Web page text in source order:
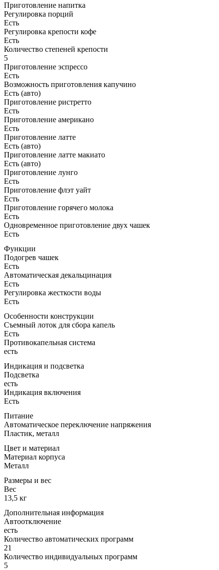
Приготовление напитка
Регулировка порций
Есть
Регулировка крепости кофе
Есть
Количество степеней крепости
5
Приготовление эспрессо
Есть
Возможность приготовления капучино
Есть (авто)
Приготовление ристретто
Есть
Приготовление американо
Есть
Приготовление латте
Есть (авто)
Приготовление латте макиато
Есть (авто)
Приготовление лунго
Есть
Приготовление флэт уайт
Есть
Приготовление горячего молока
Есть
Одновременное приготовление двух чашек
Есть
Функции
Подогрев чашек
Есть
Автоматическая декальцинация
Есть
Регулировка жесткости воды
Есть
Особенности конструкции
Съемный лоток для сбора капель
Есть
Противокапельная система
есть
Индикация и подсветка
Подсветка
есть
Индикация включения
Есть
Питание
Автоматическое переключение напряжения
Пластик, металл
Цвет и материал
Материал корпуса
Металл
Размеры и вес
Вес
13,5 кг
Дополнительная информация
Автоотключение
есть
Количество автоматических программ
21
Количество индивидуальных программ
5